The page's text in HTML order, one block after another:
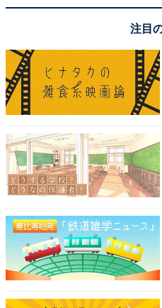
第2位：八重（新垣結衣）
注目